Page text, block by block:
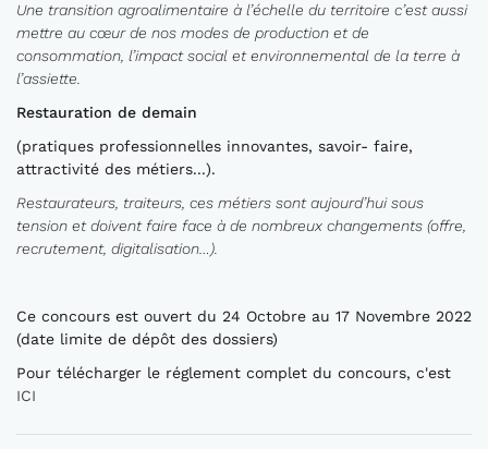
Une transition agroalimentaire à l’échelle du territoire c’est aussi
mettre au cœur de nos modes de production et de
consommation, l’impact social et environnemental de la terre à
l’assiette.
Restauration de demain
(pratiques professionnelles innovantes, savoir- faire,
attractivité des métiers...).
Restaurateurs, traiteurs, ces métiers sont aujourd’hui sous
tension et doivent faire face à de nombreux changements (offre,
recrutement, digitalisation…).
Ce concours est ouvert du 24 Octobre au 17 Novembre 2022
(date limite de dépôt des dossiers)
Pour télécharger le réglement complet du concours, c'est
ICI